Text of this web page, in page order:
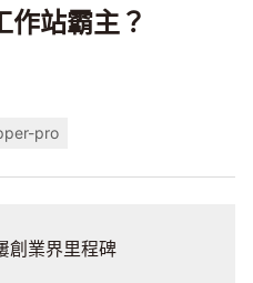
作站霸主？
pro
創業界里程碑